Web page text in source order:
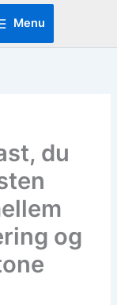
Menu
du
og